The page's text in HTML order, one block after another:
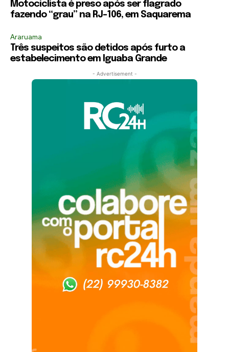
Motociclista é preso após ser flagrado
fazendo “grau” na RJ-106, em Saquarema
Araruama
Três suspeitos são detidos após furto a
estabelecimento em Iguaba Grande
- Advertisement -